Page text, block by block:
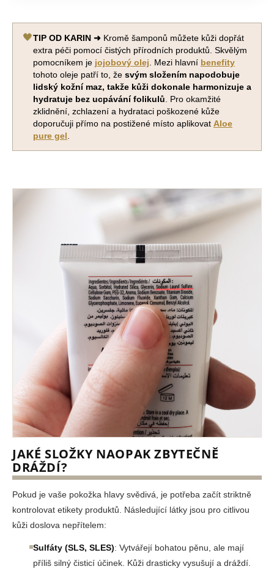
🖤TIP OD KARIN ➜ Kromě šamponů můžete kůži dopřát
extra péči pomocí čistých přírodních produktů. Skvělým
pomocníkem je jojobový olej. Mezi hlavní benefity
tohoto oleje patří to, že svým složením napodobuje
lidský kožní maz, takže kůži dokonale harmonizuje a
hydratuje bez ucpávání folikulů. Pro okamžité
zklidnění, zchlazení a hydrataci poškozené kůže
doporučuji přímo na postižené místo aplikovat Aloe
pure gel.
JAKÉ SLOŽKY NAOPAK ZBYTEČNĚ
DRÁŽDÍ?
Pokud je vaše pokožka hlavy svědivá, je potřeba začít striktně
kontrolovat etikety produktů. Následující látky jsou pro citlivou
kůži doslova nepřítelem:
Sulfáty (SLS, SLES): Vytvářejí bohatou pěnu, ale mají
příliš silný čisticí účinek. Kůži drasticky vysušují a dráždí.